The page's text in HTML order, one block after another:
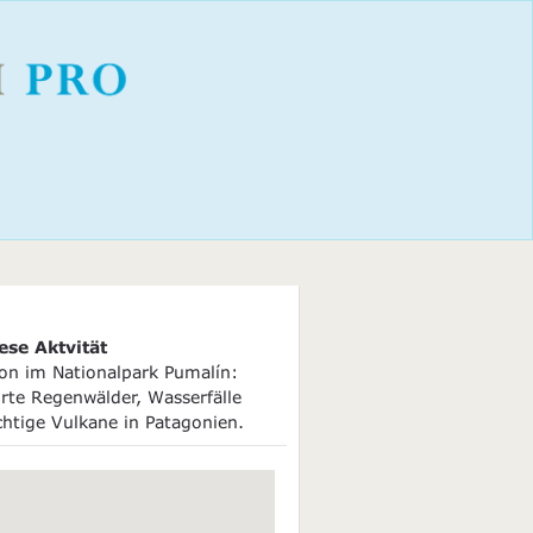
Aktvität
im Nationalpark Pumalín:
Regenwälder, Wasserfälle
Vulkane in Patagonien.